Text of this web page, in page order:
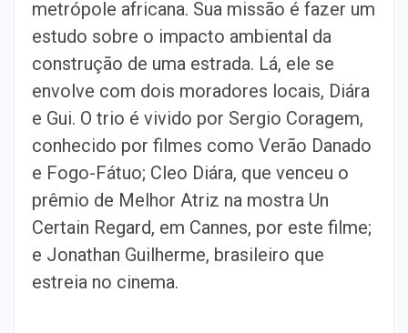
metrópole africana. Sua missão é fazer um
estudo sobre o impacto ambiental da
construção de uma estrada. Lá, ele se
envolve com dois moradores locais, Diára
e Gui. O trio é vivido por Sergio Coragem,
conhecido por filmes como Verão Danado
e Fogo-Fátuo; Cleo Diára, que venceu o
prêmio de Melhor Atriz na mostra Un
Certain Regard, em Cannes, por este filme;
e Jonathan Guilherme, brasileiro que
estreia no cinema.